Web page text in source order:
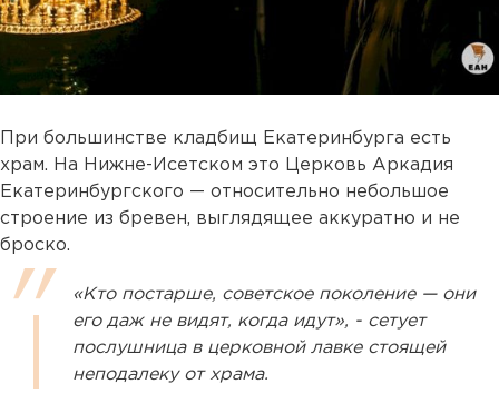
При большинстве кладбищ Екатеринбурга есть
храм. На Нижне-Исетском это Церковь Аркадия
Екатеринбургского — относительно небольшое
строение из бревен, выглядящее аккуратно и не
броско.
«Кто постарше, советское поколение — они
его даж не видят, когда идут», - сетует
послушница в церковной лавке стоящей
неподалеку от храма.